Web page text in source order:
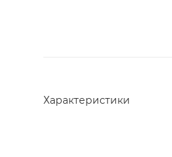
Характеристики